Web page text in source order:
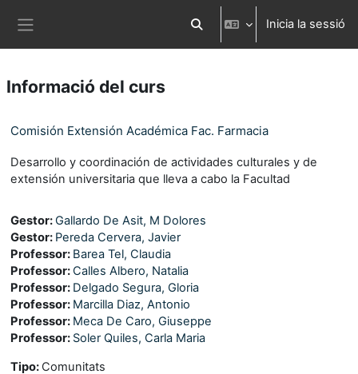
Commuta l'entrada de la cerca
Inicia la sessió
Informació del curs
Comisión Extensión Académica Fac. Farmacia
Desarrollo y coordinación de actividades culturales y de
extensión universitaria que lleva a cabo la Facultad
Gestor:Gallardo De Asit, M Dolores
Gestor: Pereda Cervera, Javier
Professor: Barea Tel, Claudia
Professor:Calles Albero, Natalia
Professor: Delgado Segura, Gloria
Professor: Marcilla Diaz, Antonio
Professor: Meca De Caro, Giuseppe
Professor: Soler Quiles, Carla Maria
Tipo: Comunitats